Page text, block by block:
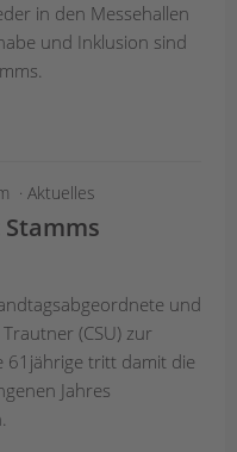
in den Messehallen
und Inklusion sind
Aktuelles
und
(CSU) zur
61jährige tritt damit die
Jahres